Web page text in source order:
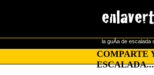
la guÃ­a de escalada
COMPARTE